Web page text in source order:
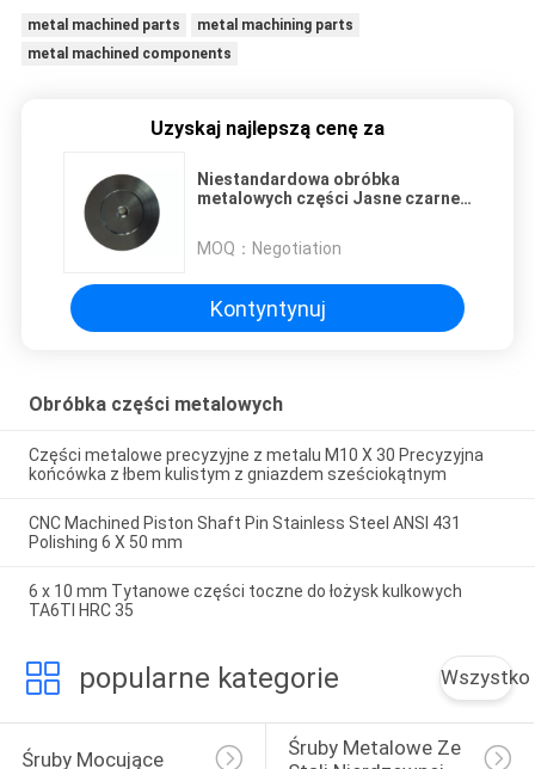
metal machined parts
metal machining parts
metal machined components
Uzyskaj najlepszą cenę za
Niestandardowa obróbka
metalowych części Jasne czarne
do audio
MOQ： Negotiation
Kontyntynuj
Obróbka części metalowych
Części metalowe precyzyjne z metalu M10 X 30 Precyzyjna
końcówka z łbem kulistym z gniazdem sześciokątnym
CNC Machined Piston Shaft Pin Stainless Steel ANSI 431
Polishing 6 X 50 mm
6 x 10 mm Tytanowe części toczne do łożysk kulkowych
TA6TI HRC 35
popularne kategorie Wszystko
Śruby Mocujące
Śruby Metalowe Ze